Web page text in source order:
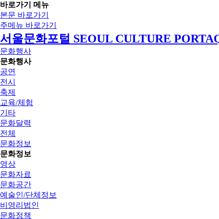
바로가기 메뉴
본문 바로가기
주메뉴 바로가기
서울문화포털 SEOUL CULTURE
문화행사
문화행사
공연
전시
축제
교육/체험
기타
문화달력
전체
문화정보
문화정보
영상
문화자료
문화공간
예술인/단체정보
비영리법인
문화정책